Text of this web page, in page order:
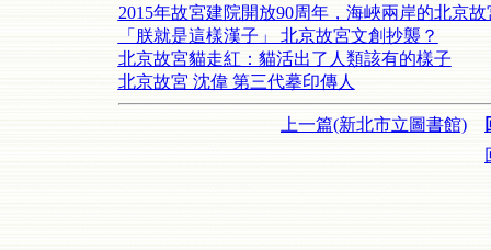
2015年故宮建院開放90周年，海峽兩岸的北京
「朕就是這樣漢子」 北京故宮文創抄襲？
北京故宮貓走紅：貓活出了人類該有的樣子
北京故宮 沈偉 第三代摹印傳人
上一篇(新北市立圖書館)